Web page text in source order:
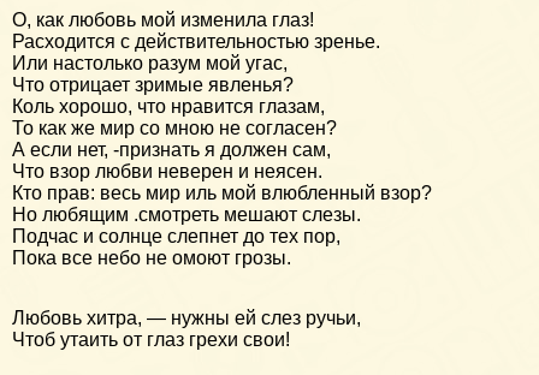
О, как любовь мой изменила глаз!
Расходится с действительностью зренье.
Или настолько разум мой угас,
Что отрицает зримые явленья?
Коль хорошо, что нравится глазам,
То как же мир со мною не согласен?
А если нет, -признать я должен сам,
Что взор любви неверен и неясен.
Кто прав: весь мир иль мой влюбленный взор?
Но любящим .смотреть мешают слезы.
Подчас и солнце слепнет до тех пор,
Пока все небо не омоют грозы.
Любовь хитра, — нужны ей слез ручьи,
Чтоб утаить от глаз грехи свои!